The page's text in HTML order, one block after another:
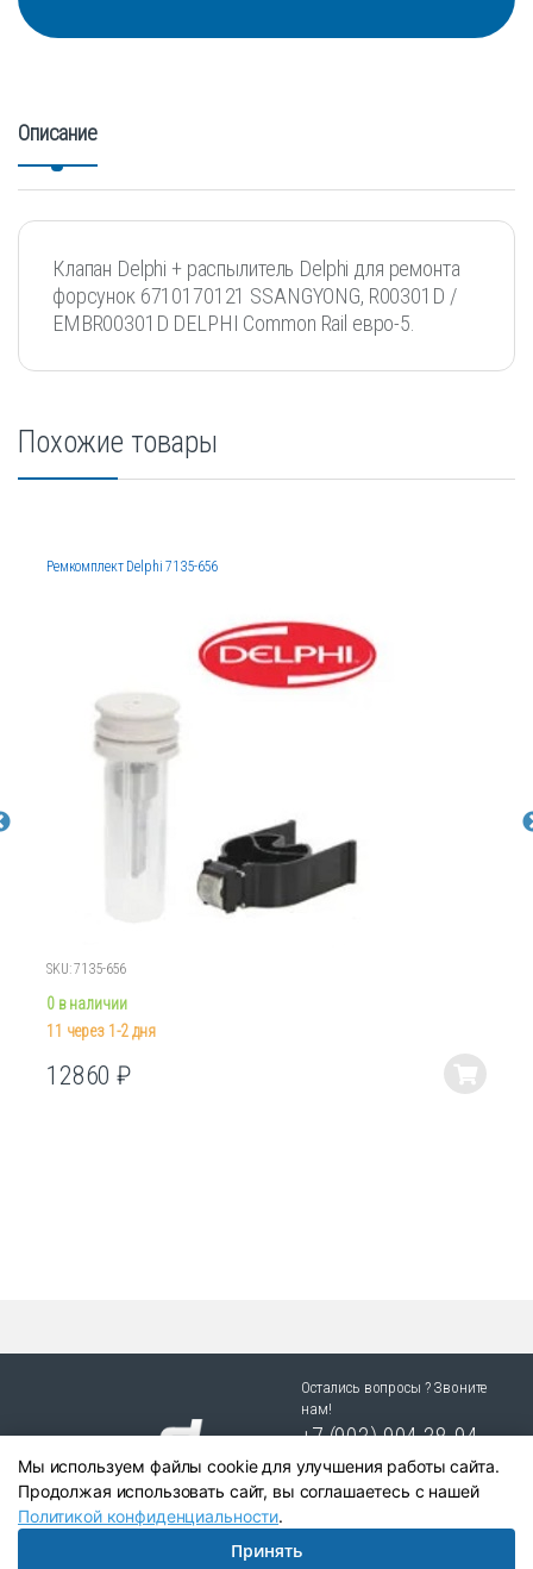
Описание
Клапан Delphi + распылитель Delphi для ремонта
форсунок 6710170121 SSANGYONG, R00301D /
EMBR00301D DELPHI Common Rail евро-5.
Похожие товары
Ремкомплект Delphi 7135-656
SKU: 7135-656
0 в наличии
11 через 1-2 дня
12860₽
Этот
товара.
Остались вопросы ? Звоните
нам!
+7 (903) 904 38-94
г. Новосибирск, ул. Степная
25/1 к.1
Мы используем файлы cookie для улучшения работы сайта.
Продолжая использовать сайт, вы соглашаетесь с нашей
Политикой конфиденциальности.
Принять
Написать в Telegram:+79039043894